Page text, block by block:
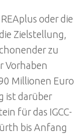
oder die
Zielstellung,
zu
Vorhaben
Millionen Euro
ist darüber
für das IGCC-
bis Anfang